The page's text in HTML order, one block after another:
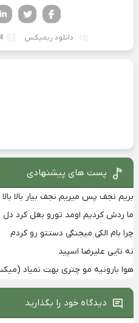
دانلود ریمیکس 14
پست های پیشنهادی
بریم نجف پس میریم نجف بیار بالا
ما ردش کردیم اومد تورو بغل کرد
چرا بام الکی میجنگی دستتو رو کردم
نه تایی علیرضا اسپید
هوا بارونیه مو چتری بهت نمیاد
دیدگاه خود را بگذارید